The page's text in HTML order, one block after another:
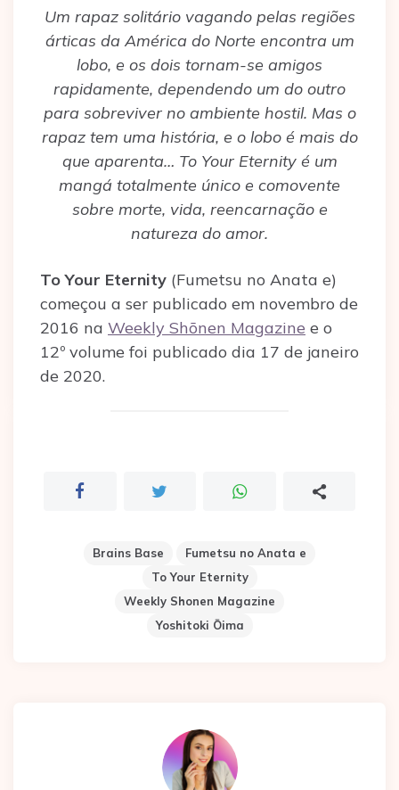
Um rapaz solitário vagando pelas regiões
árticas da América do Norte encontra um
lobo, e os dois tornam-se amigos
rapidamente, dependendo um do outro
para sobreviver no ambiente hostil. Mas o
rapaz tem uma história, e o lobo é mais do
que aparenta… To Your Eternity é um
mangá totalmente único e comovente
sobre morte, vida, reencarnação e
natureza do amor.
To Your Eternity (Fumetsu no Anata e)
começou a ser publicado em novembro de
2016 na Weekly Shōnen Magazine e o
12º volume foi publicado dia 17 de janeiro
de 2020.
Brains Base
Fumetsu no Anata e
To Your Eternity
Weekly Shonen Magazine
Yoshitoki Ōima